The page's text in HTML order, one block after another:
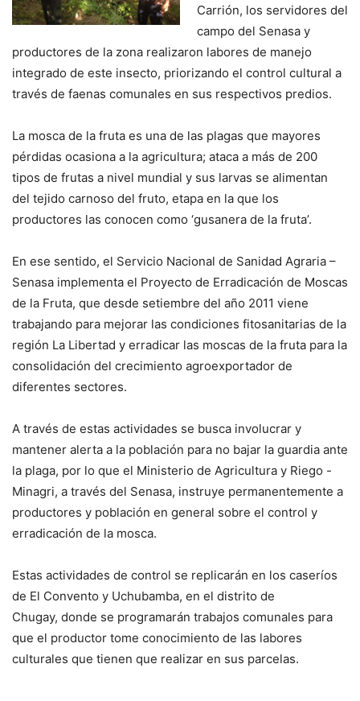
Carrión, los servidores del
campo del Senasa y
productores de la zona realizaron labores de manejo
integrado de este insecto, priorizando el control cultural a
través de faenas comunales en sus respectivos predios.
La mosca de la fruta es una de las plagas que mayores
pérdidas ocasiona a la agricultura; ataca a más de 200
tipos de frutas a nivel mundial y sus larvas se alimentan
del tejido carnoso del fruto, etapa en la que los
productores las conocen como ‘gusanera de la fruta’.
En ese sentido, el Servicio Nacional de Sanidad Agraria –
Senasa implementa el Proyecto de Erradicación de Moscas
de la Fruta, que desde setiembre del año 2011 viene
trabajando para mejorar las condiciones fitosanitarias de la
región La Libertad y erradicar las moscas de la fruta para la
consolidación del crecimiento agroexportador de
diferentes sectores.
A través de estas actividades se busca involucrar y
mantener alerta a la población para no bajar la guardia ante
la plaga, por lo que el Ministerio de Agricultura y Riego -
Minagri, a través del Senasa, instruye permanentemente a
productores y población en general sobre el control y
erradicación de la mosca.
Estas actividades de control se replicarán en los caseríos
de El Convento y Uchubamba, en el distrito de
Chugay, donde se programarán trabajos comunales para
que el productor tome conocimiento de las labores
culturales que tienen que realizar en sus parcelas.